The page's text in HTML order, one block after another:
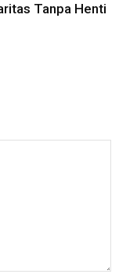
Tanpa Henti